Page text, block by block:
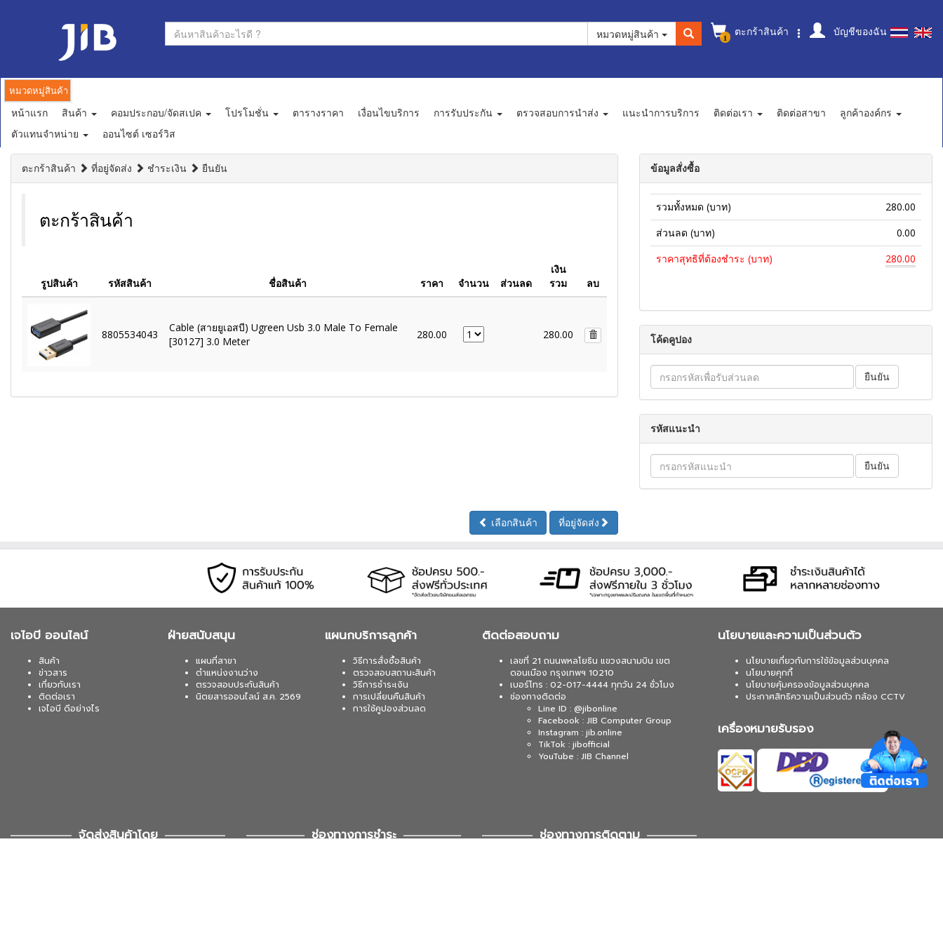
1 ตะกร้าสินค้า บัญชีของฉัน
หมวดหมู่สินค้า
หมวดหมู่สินค้า
หน้าแรก สินค้า คอมประกอบ/จัดสเปค โปรโมชั่น ตารางราคา เงื่อนไขบริการ การรับประกัน ตรวจสอบการนำส่ง แนะนำการบริการ ติดต่อเรา ติดต่อสาขา
ลูกค้าองค์กร
ตัวแทนจำหน่าย
ออนไซต์ เซอร์วิส
ตะกร้าสินค้า ที่อยู่จัดส่ง ชำระเงิน ยืนยัน
ตะกร้าสินค้า
รูปสินค้า รหัสสินค้า ชื่อสินค้า ราคา จำนวน ส่วนลด
เงิน
รวม
ลบ
8805534043
Cable (สายยูเอสบี) Ugreen Usb 3.0 Male To Female
[30127] 3.0 Meter
280.00 280.00
ข้อมูลสั่งซื้อ
รวมทั้งหมด (บาท)
280.00
ส่วนลด (บาท)
0.00
ราคาสุทธิที่ต้องชำระ (บาท)
280.00
โค้ดคูปอง
รหัสแนะนำ
เลือกสินค้า ที่อยู่จัดส่ง
เจไอบี ออนไลน์
สินค้า
ข่าวสาร
เกี่ยวกับเรา
ติดต่อเรา
เจไอบี ดีอย่างไร
ฝ่ายสนับสนุน
แผนที่สาขา
ตำแหน่งงานว่าง
ตรวจสอบประกันสินค้า
นิตยสารออนไลน์ ส.ค. 2569
แผนกบริการลูกค้า
วิธีการสั่งซื้อสินค้า
ตรวจสอบสถานะสินค้า
วิธีการชำระเงิน
การเปลี่ยนคืนสินค้า
การใช้คูปองส่วนลด
ติดต่อสอบถาม
เลขที่ 21 ถนนพหลโยธิน แขวงสนามบิน เขต
ดอนเมือง กรุงเทพฯ 10210
เบอร์โทร : 02-017-4444 ทุกวัน 24 ชั่วโมง
ช่องทางติดต่อ
Line ID : @jibonline
Facebook : JIB Computer Group
Instagram : jib.online
TikTok : jibofficial
YouTube : JIB Channel
นโยบายและความเป็นส่วนตัว
นโยบายเกี่ยวกับการใช้ข้อมูลส่วนบุคคล
นโยบายคุกกี้
นโยบายคุ้มครองข้อมูลส่วนบุคคล
ประกาศสิทธิความเป็นส่วนตัว กล้อง CCTV
เครื่องหมายรับรอง
จัดส่งสินค้าโดย ช่องทางการชำระ ช่องทางการติดตาม